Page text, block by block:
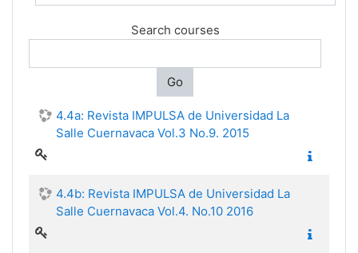
Search courses
Go
4.4a: Revista IMPULSA de Universidad La
Salle Cuernavaca Vol.3 No.9. 2015
4.4b: Revista IMPULSA de Universidad La
Salle Cuernavaca Vol.4. No.10 2016